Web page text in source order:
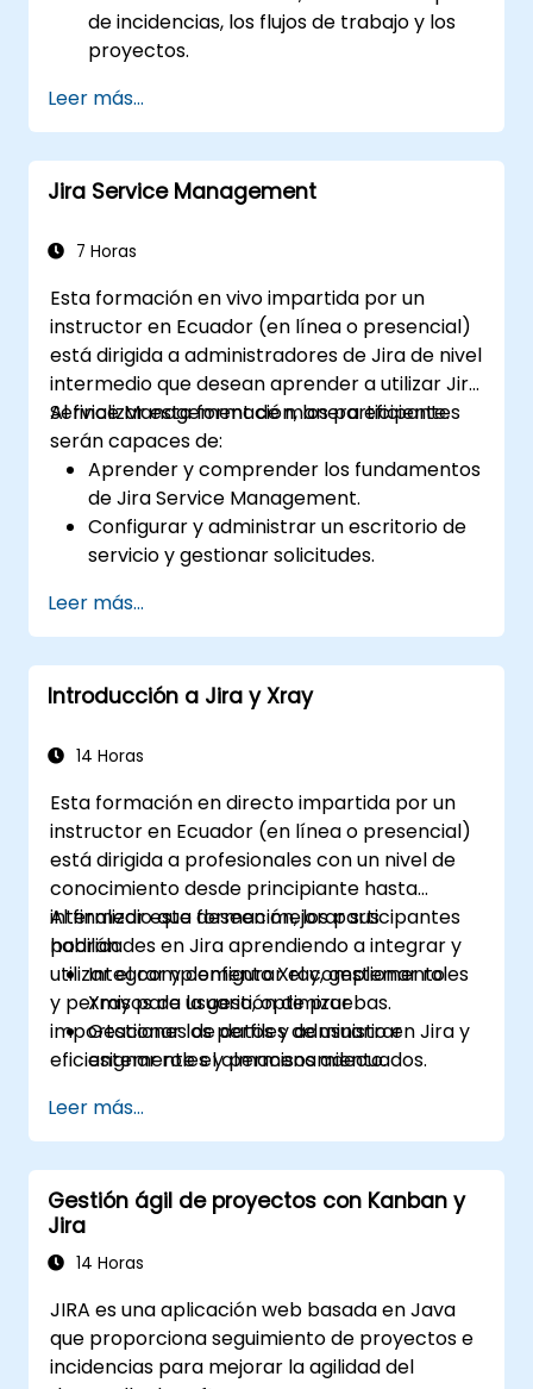
de incidencias, los flujos de trabajo y los
proyectos.
personalizados para recopilar y organizar
datos de forma eficaz.
Optimizar los procesos relacionados con
formularios para distintos tipos de
Leer más...
Jira Service Management
7 Horas
Esta formación en vivo impartida por un
instructor en Ecuador (en línea o presencial)
está dirigida a administradores de Jira de nivel
intermedio que desean aprender a utilizar Jira
Service Management de manera eficiente.
Al finalizar esta formación, los participantes
serán capaces de:
Aprender y comprender los fundamentos
de Jira Service Management.
Configurar y administrar un escritorio de
servicio y gestionar solicitudes.
integraciones de Jira Service
Management.
Leer más...
Introducción a Jira y Xray
14 Horas
Esta formación en directo impartida por un
instructor en Ecuador (en línea o presencial)
está dirigida a profesionales con un nivel de
conocimiento desde principiante hasta
intermedio que deseen mejorar sus
habilidades en Jira aprendiendo a integrar y
utilizar el complemento Xray, gestionar roles
y permisos de usuario, optimizar
importaciones de datos y administrar
eficientemente el almacenamiento.
Al finalizar esta formación, los participantes
podrán:
Integrar y configurar el complemento
Xray para la gestión de pruebas.
Gestionar los perfiles de usuario en Jira y
asignar roles y permisos adecuados.
mejores prácticas.
Optimizar el uso del almacenamiento de
Jira e implementar estrategias de gestión
de datos.
Leer más...
Gestión ágil de proyectos con Kanban y
Jira
14 Horas
JIRA es una aplicación web basada en Java
que proporciona seguimiento de proyectos e
incidencias para mejorar la agilidad del